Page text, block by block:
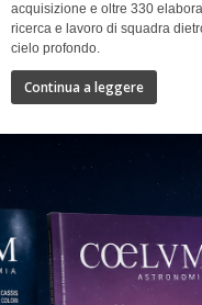
acquisizione e oltre 330
ricerca e lavoro di squadra
cielo profondo.
Continua a leggere